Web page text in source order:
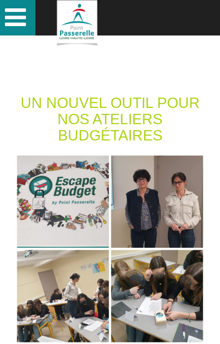
UN NOUVEL OUTIL POUR
NOS ATELIERS
BUDGÉTAIRES